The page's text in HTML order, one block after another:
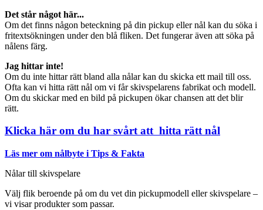
Det står något här...
Om det finns någon beteckning på din pickup eller nål kan du söka i
fritextsökningen under den blå fliken. Det fungerar även att söka på
nålens färg.
Jag hittar inte!
Om du inte hittar rätt bland alla nålar kan du skicka ett mail till oss.
Ofta kan vi hitta rätt nål om vi får skivspelarens fabrikat och modell.
Om du skickar med en bild på pickupen ökar chansen att det blir
rätt.
Klicka här om du har svårt att hitta rätt nål
Läs mer om nålbyte i Tips & Fakta
Nålar till skivspelare
Välj flik beroende på om du vet din pickupmodell eller skivspelare –
vi visar produkter som passar.